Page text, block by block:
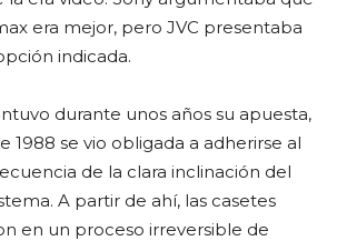
era mejor, pero JVC presentaba
indicada.
durante unos años su apuesta,
1988 se vio obligada a adherirse al
de la clara inclinación del
A partir de ahí, las casetes
en un proceso irreversible de